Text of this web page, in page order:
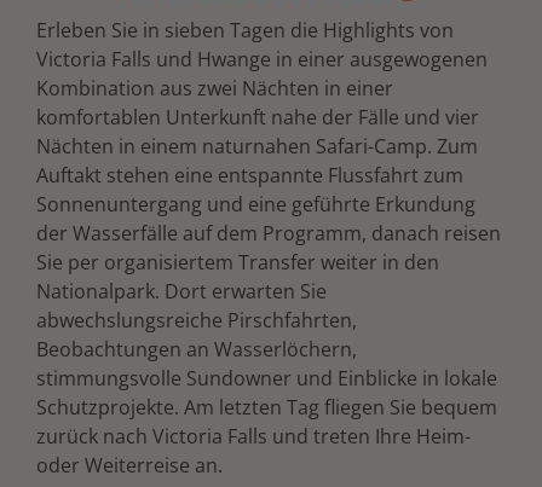
Erleben Sie in sieben Tagen die Highlights von
Victoria Falls und Hwange in einer ausgewogenen
Kombination aus zwei Nächten in einer
komfortablen Unterkunft nahe der Fälle und vier
Nächten in einem naturnahen Safari-Camp. Zum
Auftakt stehen eine entspannte Flussfahrt zum
Sonnenuntergang und eine geführte Erkundung
der Wasserfälle auf dem Programm, danach reisen
Sie per organisiertem Transfer weiter in den
Nationalpark. Dort erwarten Sie
abwechslungsreiche Pirschfahrten,
Beobachtungen an Wasserlöchern,
stimmungsvolle Sundowner und Einblicke in lokale
Schutzprojekte. Am letzten Tag fliegen Sie bequem
zurück nach Victoria Falls und treten Ihre Heim-
oder Weiterreise an.